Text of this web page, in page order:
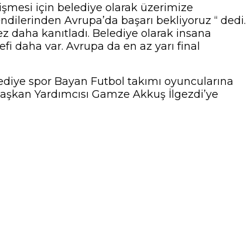
için belediye olarak üzerimize
Avrupa’da başarı bekliyoruz “ dedi.
daha kanıtladı. Belediye olarak insana
daha var. Avrupa da en az yarı final
spor Bayan Futbol takımı oyuncularına
Yardımcısı Gamze Akkuş İlgezdi’ye